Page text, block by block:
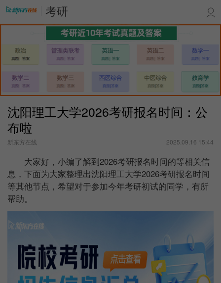
考研
沈阳理工大学2026考研报名时间：公
布啦
新东方在线 2025.09.16 15:44
大家好，小编了解到2026考研报名时间的等相关信
息，下面为大家整理出沈阳理工大学2026考研报名时间
等其他节点，希望对于参加今年考研初试的同学，有所
帮助。